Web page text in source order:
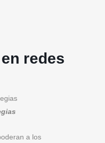
redes
a los